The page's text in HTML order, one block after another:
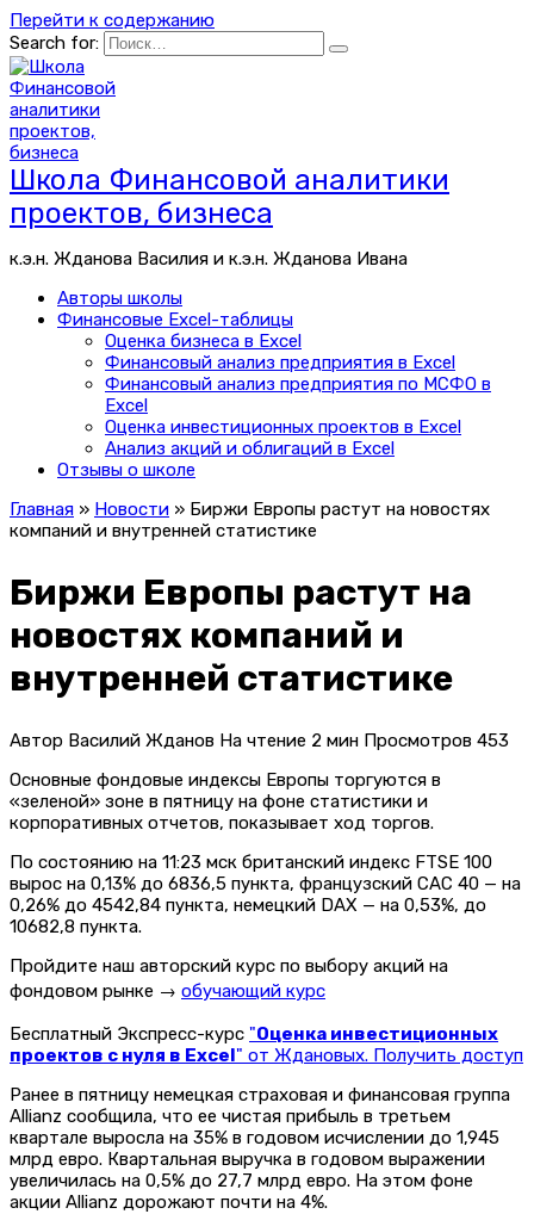
Перейти к содержанию
Search for:
Школа Финансовой аналитики
проектов, бизнеса
к.э.н. Жданова Василия и к.э.н. Жданова Ивана
Авторы школы
Финансовые Excel-таблицы
Оценка бизнеса в Excel
Финансовый анализ предприятия в Excel
Финансовый анализ предприятия по МСФО в
Excel
Оценка инвестиционных проектов в Excel
Анализ акций и облигаций в Excel
Отзывы о школе
Главная » Новости » Биржи Европы растут на новостях
компаний и внутренней статистике
Биржи Европы растут на
новостях компаний и
внутренней статистике
Автор Василий Жданов На чтение 2 мин Просмотров 453
Основные фондовые индексы Европы торгуются в
«зеленой» зоне в пятницу на фоне статистики и
корпоративных отчетов, показывает ход торгов.
По состоянию на 11:23 мск британский индекс FTSE 100
вырос на 0,13% до 6836,5 пункта, французский CAC 40 — на
0,26% до 4542,84 пункта, немецкий DAX — на 0,53%, до
10682,8 пункта.
Пройдите наш авторский курс по выбору акций на
фондовом рынке → обучающий курс
Бесплатный Экспресс-курс "Оценка инвестиционных
проектов с нуля в Excel" от Ждановых. Получить доступ
Ранее в пятницу немецкая страховая и финансовая группа
Allianz сообщила, что ее чистая прибыль в третьем
квартале выросла на 35% в годовом исчислении до 1,945
млрд евро. Квартальная выручка в годовом выражении
увеличилась на 0,5% до 27,7 млрд евро. На этом фоне
акции Allianz дорожают почти на 4%.